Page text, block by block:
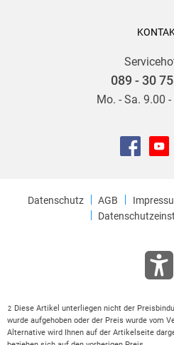
089 - 30
Mo. - Sa. 9.00
Datenschutz AGB
2
Diese Artikel unterliegen nicht der
wurde aufgehoben oder der Preis wurde vom
Alternative wird Ihnen auf der Artikelseite